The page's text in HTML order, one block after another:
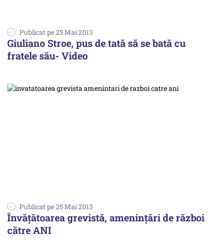
Publicat pe 25 Mai 2013
Giuliano Stroe, pus de tată să se bată cu
fratele său- Video
Publicat pe 25 Mai 2013
Învățătoarea grevistă, amenințări de război
către ANI